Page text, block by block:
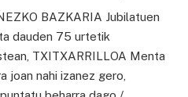
BAZKARIA Jubilatuen
dauden 75 urtetik
TXITXARRILLOA Menta
joan nahi izanez gero,